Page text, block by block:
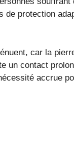
protection
car la
un contact
accrue